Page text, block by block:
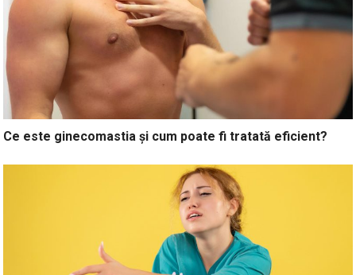
Ce este ginecomastia și cum poate fi tratată eficient?